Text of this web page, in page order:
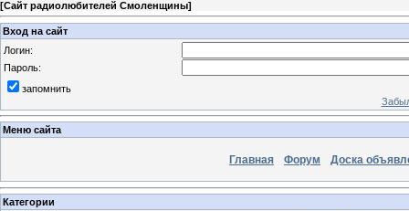
[Сайт радиолюбителей Смоленщины]
Вход на сайт
Логин:
Пароль:
запомнить
Меню сайта
Главная Форум Доска
Категории